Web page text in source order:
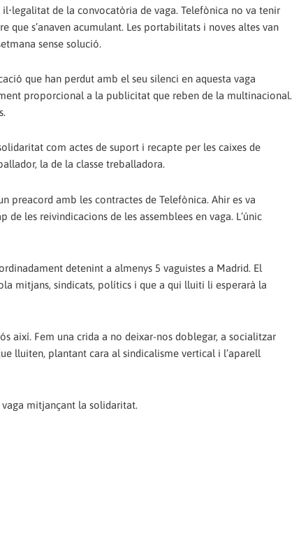
de la convocatòria de vaga. Telefònica no va tenir
que s’anaven acumulant. Les portabilitats i noves altes van
sense solució.
que han perdut amb el seu silenci en aquesta vaga
proporcional a la publicitat que reben de la multinacional.
com actes de suport i recapte per les caixes de
la de la classe treballadora.
preacord amb les contractes de Telefònica. Ahir es va
les reivindicacions de les assemblees en vaga. L’únic
detenint a almenys 5 vaguistes a Madrid. El
mitjans, sindicats, polítics i que a qui lluiti li esperarà la
així. Fem una crida a no deixar-nos doblegar, a socialitzar
lluiten, plantant cara al sindicalisme vertical i l’aparell
mitjançant la solidaritat.